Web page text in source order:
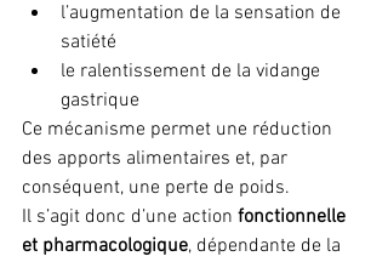
l’augmentation de la sensation de
satiété
le ralentissement de la vidange
gastrique
Ce mécanisme permet une réduction
des apports alimentaires et, par
conséquent, une perte de poids.
Il s’agit donc d’une action fonctionnelle
et pharmacologique, dépendante de la